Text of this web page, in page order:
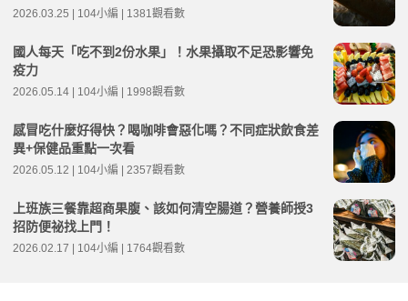
2026.03.25 | 104小編 | 1381觀看數
國人每天「吃不到2份水果」！水果攝取不足恐影響免
疫力
2026.05.14 | 104小編 | 1998觀看數
感冒吃什麼好得快？喝咖啡會惡化嗎？不同症狀飲食差
異+保健品重點一次看
2026.05.12 | 104小編 | 2357觀看數
上班族三餐靠超商果腹、該如何清空腸道？營養師授3
招防便祕找上門！
2026.02.17 | 104小編 | 1764觀看數